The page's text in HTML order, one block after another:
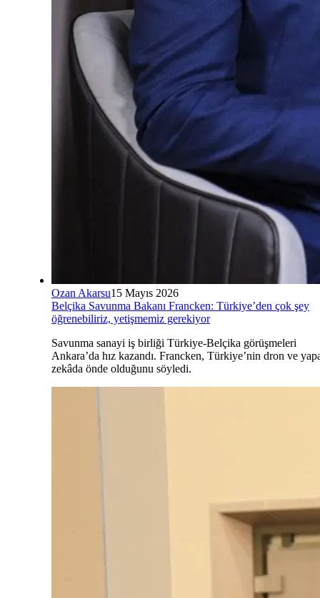
Ozan Akarsu15 Mayıs 2026
Belçika Savunma Bakanı Francken: Türkiye’den çok şey
öğrenebiliriz, yetişmemiz gerekiyor
Savunma sanayi iş birliği Türkiye-Belçika görüşmeleri
Ankara’da hız kazandı. Francken, Türkiye’nin dron ve
zekâda önde olduğunu söyledi.